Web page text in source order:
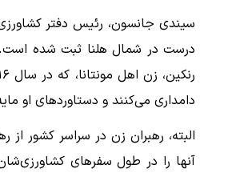
سیندی جانسون، رئیس دفتر
درست در شمال هلنا ثبت شده است.
دامداری می‌کنند و دستاوردهای او
البته، رهبران زن در سراسر کشور از
آنها را در طول سفرهای